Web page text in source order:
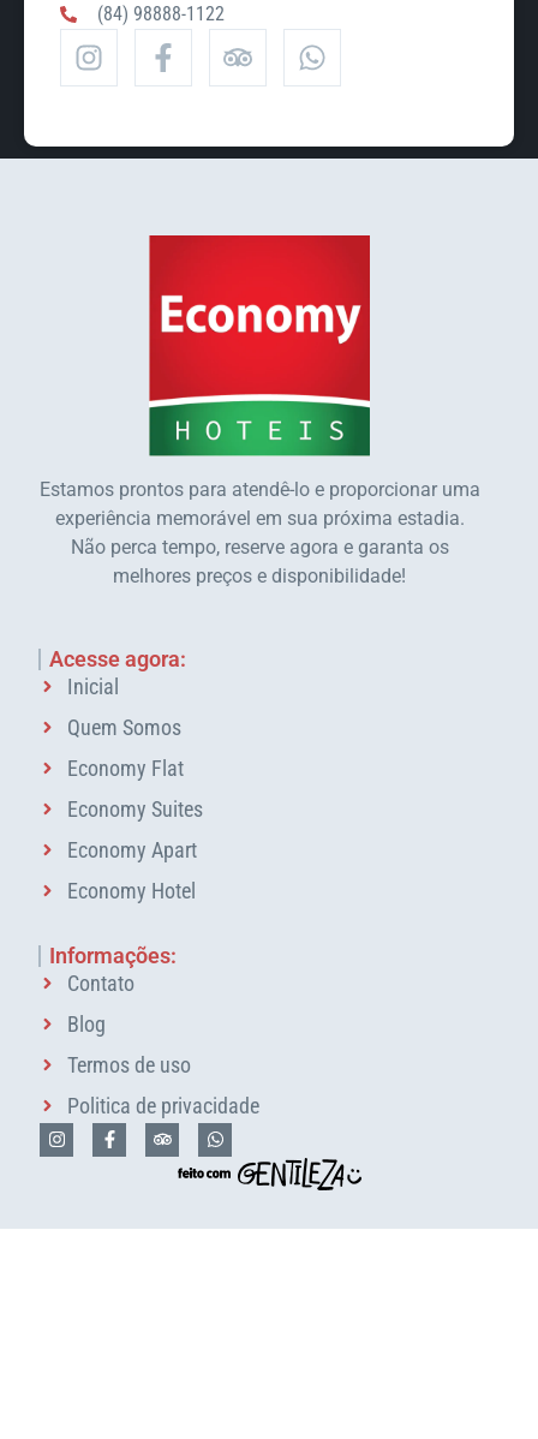
(84) 98888-1122
Estamos prontos para atendê-lo e proporcionar uma
experiência memorável em sua próxima estadia.
Não perca tempo, reserve agora e garanta os
melhores preços e disponibilidade!
Acesse agora:
Inicial
Quem Somos
Economy Flat
Economy Suites
Economy Apart
Economy Hotel
Informações:
Contato
Blog
Termos de uso
Politica de privacidade